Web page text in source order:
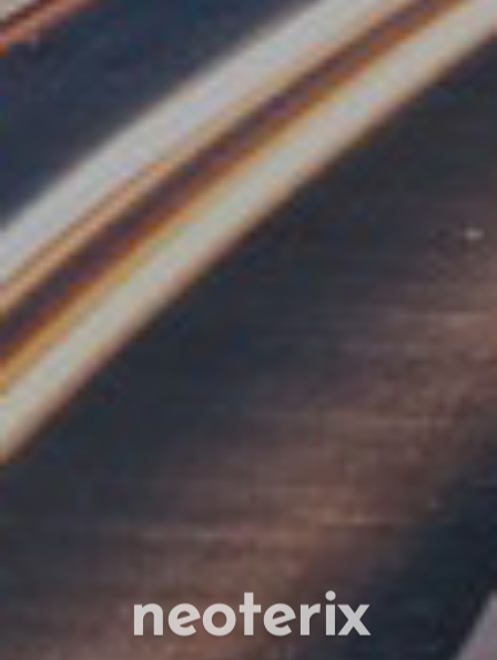
neoterix